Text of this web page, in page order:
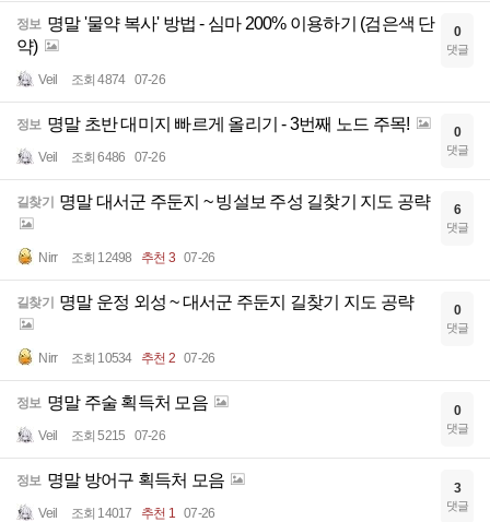
정보 명말 '물약 복사' 방법 - 심마 200% 이용하기 (검은색 단
약)
Veil 조회 4874 07-26
0
댓글
정보 명말 초반 대미지 빠르게 올리기 - 3번째 노드 주목!
Veil 조회 6486 07-26
0
댓글
길찾기 명말 대서군 주둔지 ~ 빙설보 주성 길찾기 지도 공략
Nirr 조회 12498 추천 3 07-26
6
댓글
길찾기 명말 운정 외성 ~ 대서군 주둔지 길찾기 지도 공략
Nirr 조회 10534 추천 2 07-26
0
댓글
정보 명말 주술 획득처 모음
Veil 조회 5215 07-26
0
댓글
정보 명말 방어구 획득처 모음
Veil 조회 14017 추천 1 07-26
3
댓글